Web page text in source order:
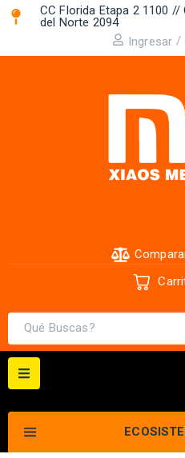
CC Florida Etapa 2 1100
del Norte 2094 ​
Ingresar /